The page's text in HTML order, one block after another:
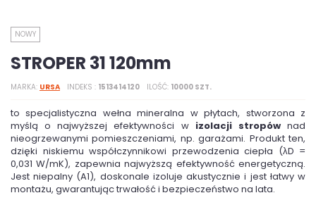
NOWY
STROPER 31 120mm
MARKA URSA INDEKS 1513414120 ILOŚĆ 10000 SZT.
to specjalistyczna wełna mineralna w płytach, stworzona z
myślą o najwyższej efektywności w izolacji stropównad
nieogrzewanymi pomieszczeniami, np. garażami. Produkt ten,
dzięki niskiemu współczynnikowi przewodzenia ciepła (λD =
0,031 W/mK), zapewnia najwyższą efektywność energetyczną.
Jest niepalny (A1), doskonale izoluje akustycznie i jest łatwy w
montażu, gwarantując trwałość i bezpieczeństwo na lata.